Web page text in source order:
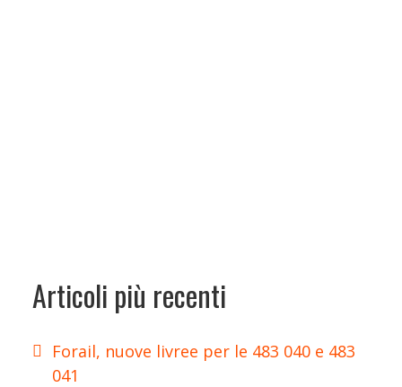
Articoli più recenti
Forail, nuove livree per le 483 040 e 483
041